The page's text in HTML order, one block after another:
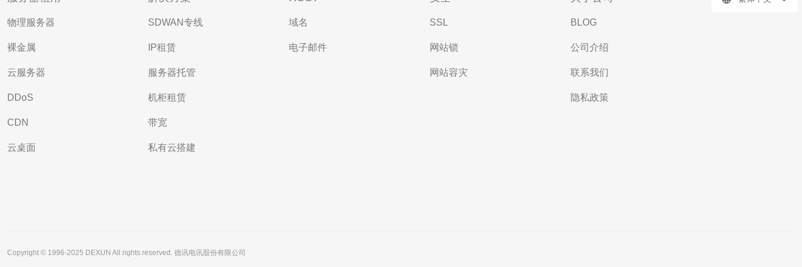
物理服务器
裸金属
云服务器
DDoS
CDN
云桌面
SDWAN专线
IP租赁
服务器托管
机柜租赁
带宽
私有云搭建
域名
电子邮件
SSL
网站锁
网站容灾
BLOG
公司介绍
联系我们
隐私政策
Copyright © 1996-2025 DEXUN All rights reserved. 德讯电讯股份有限公司